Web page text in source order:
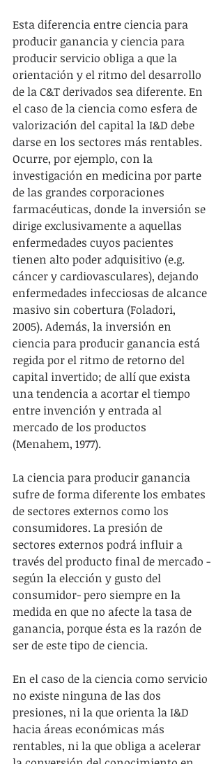
Esta diferencia entre ciencia para
producir ganancia y ciencia para
producir servicio obliga a que la
orientación y el ritmo del desarrollo
de la C&T derivados sea diferente. En
el caso de la ciencia como esfera de
valorización del capital la I&D debe
darse en los sectores más rentables.
Ocurre, por ejemplo, con la
investigación en medicina por parte
de las grandes corporaciones
farmacéuticas, donde la inversión se
dirige exclusivamente a aquellas
enfermedades cuyos pacientes
tienen alto poder adquisitivo (e.g.
cáncer y cardiovasculares), dejando
enfermedades infecciosas de alcance
masivo sin cobertura (Foladori,
2005). Además, la inversión en
ciencia para producir ganancia está
regida por el ritmo de retorno del
capital invertido; de allí que exista
una tendencia a acortar el tiempo
entre invención y entrada al
mercado de los productos
(Menahem, 1977).
La ciencia para producir ganancia
sufre de forma diferente los embates
de sectores externos como los
consumidores. La presión de
sectores externos podrá influir a
través del producto final de mercado -
según la elección y gusto del
consumidor- pero siempre en la
medida en que no afecte la tasa de
ganancia, porque ésta es la razón de
ser de este tipo de ciencia.
En el caso de la ciencia como servicio
no existe ninguna de las dos
presiones, ni la que orienta la I&D
hacia áreas económicas más
rentables, ni la que obliga a acelerar